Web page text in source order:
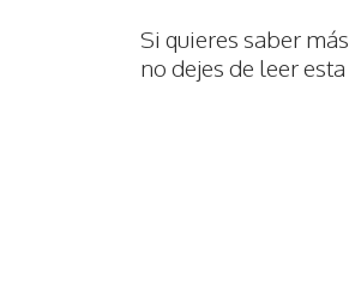
Si quieres saber
no dejes de leer